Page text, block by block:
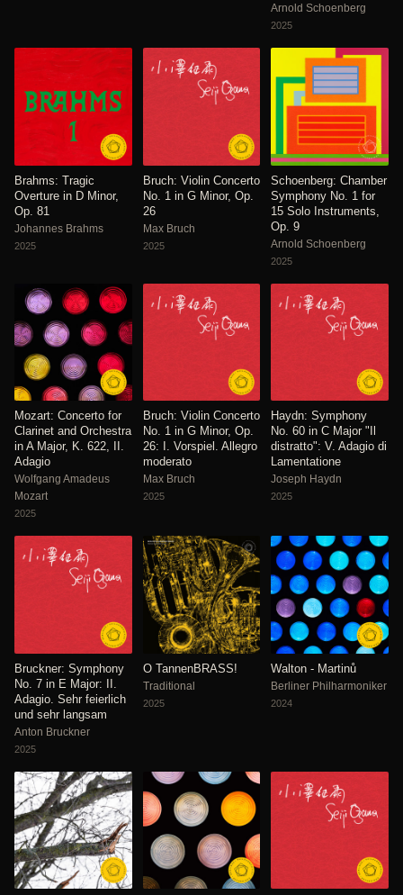
Arnold Schoenberg
2025
Brahms: Tragic
Overture in D Minor,
Op. 81
Johannes Brahms
2025
Bruch: Violin Concerto
No. 1 in G Minor, Op.
26
Max Bruch
2025
Schoenberg: Chamber
Symphony No. 1 for
15 Solo Instruments,
Op. 9
Arnold Schoenberg
2025
Mozart: Concerto for
Clarinet and Orchestra
in A Major, K. 622, II.
Adagio
Wolfgang Amadeus
Mozart
2025
Bruch: Violin Concerto
No. 1 in G Minor, Op.
26: I. Vorspiel. Allegro
moderato
Max Bruch
2025
Haydn: Symphony
No. 60 in C Major "Il
distratto": V. Adagio di
Lamentatione
Joseph Haydn
2025
Bruckner: Symphony
No. 7 in E Major: II.
Adagio. Sehr feierlich
und sehr langsam
Anton Bruckner
2025
O TannenBRASS!
Traditional
2025
Walton - Martinů
Berliner Philharmoniker
2024